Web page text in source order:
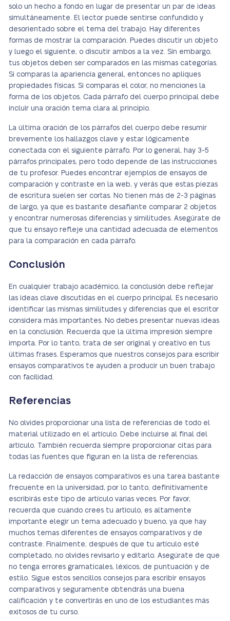
solo un hecho a fondo en lugar de presentar un par de ideas
simultáneamente. El lector puede sentirse confundido y
desorientado sobre el tema del trabajo. Hay diferentes
formas de mostrar la comparación. Puedes discutir un objeto
y luego el siguiente, o discutir ambos a la vez. Sin embargo,
tus objetos deben ser comparados en las mismas categorías.
Si comparas la apariencia general, entonces no apliques
propiedades físicas. Si comparas el color, no menciones la
forma de los objetos. Cada párrafo del cuerpo principal debe
incluir una oración tema clara al principio.
La última oración de los párrafos del cuerpo debe resumir
brevemente los hallazgos clave y estar lógicamente
conectada con el siguiente párrafo. Por lo general, hay 3-5
párrafos principales, pero todo depende de las instrucciones
de tu profesor. Puedes encontrar ejemplos de ensayos de
comparación y contraste en la web, y verás que estas piezas
de escritura suelen ser cortas. No tienen más de 2-3 páginas
de largo, ya que es bastante desafiante comparar 2 objetos
y encontrar numerosas diferencias y similitudes. Asegúrate de
que tu ensayo refleje una cantidad adecuada de elementos
para la comparación en cada párrafo.
Conclusión
En cualquier trabajo académico, la conclusión debe reflejar
las ideas clave discutidas en el cuerpo principal. Es necesario
identificar las mismas similitudes y diferencias que el escritor
considera más importantes. No debes presentar nuevas ideas
en la conclusión. Recuerda que la última impresión siempre
importa. Por lo tanto, trata de ser original y creativo en tus
últimas frases. Esperamos que nuestros consejos para escribir
ensayos comparativos te ayuden a producir un buen trabajo
con facilidad.
Referencias
No olvides proporcionar una lista de referencias de todo el
material utilizado en el artículo. Debe incluirse al final del
artículo. También recuerda siempre proporcionar citas para
todas las fuentes que figuran en la lista de referencias.
La redacción de ensayos comparativos es una tarea bastante
frecuente en la universidad, por lo tanto, definitivamente
escribirás este tipo de artículo varias veces. Por favor,
recuerda que cuando crees tu artículo, es altamente
importante elegir un tema adecuado y bueno, ya que hay
muchos temas diferentes de ensayos comparativos y de
contraste. Finalmente, después de que tu artículo esté
completado, no olvides revisarlo y editarlo. Asegúrate de que
no tenga errores gramaticales, léxicos, de puntuación y de
estilo. Sigue estos sencillos consejos para escribir ensayos
comparativos y seguramente obtendrás una buena
calificación y te convertirás en uno de los estudiantes más
exitosos de tu curso.